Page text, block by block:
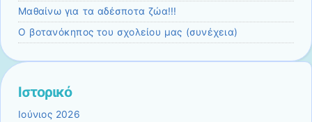
Μαθαίνω για τα αδέσποτα ζώα!!!
Ο βοτανόκηπος του σχολείου μας (συνέχεια)
Ιστορικό
Ιούνιος 2026